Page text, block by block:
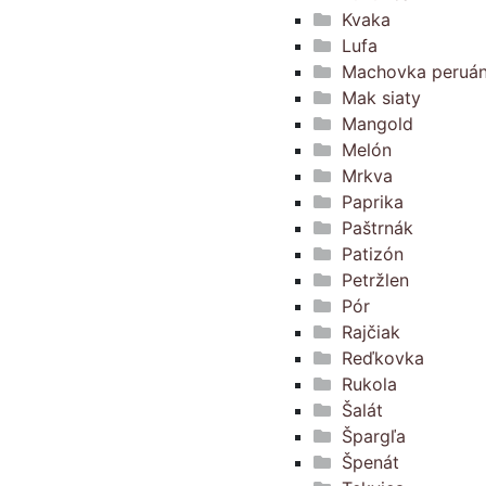
Kvaka
Lufa
Machovka
Mak siaty
Mangold
Melón
Mrkva
Paprika
Paštrnák
Patizón
Petržlen
Pór
Rajčiak
Reďkovka
Rukola
Šalát
Špargľa
Špenát